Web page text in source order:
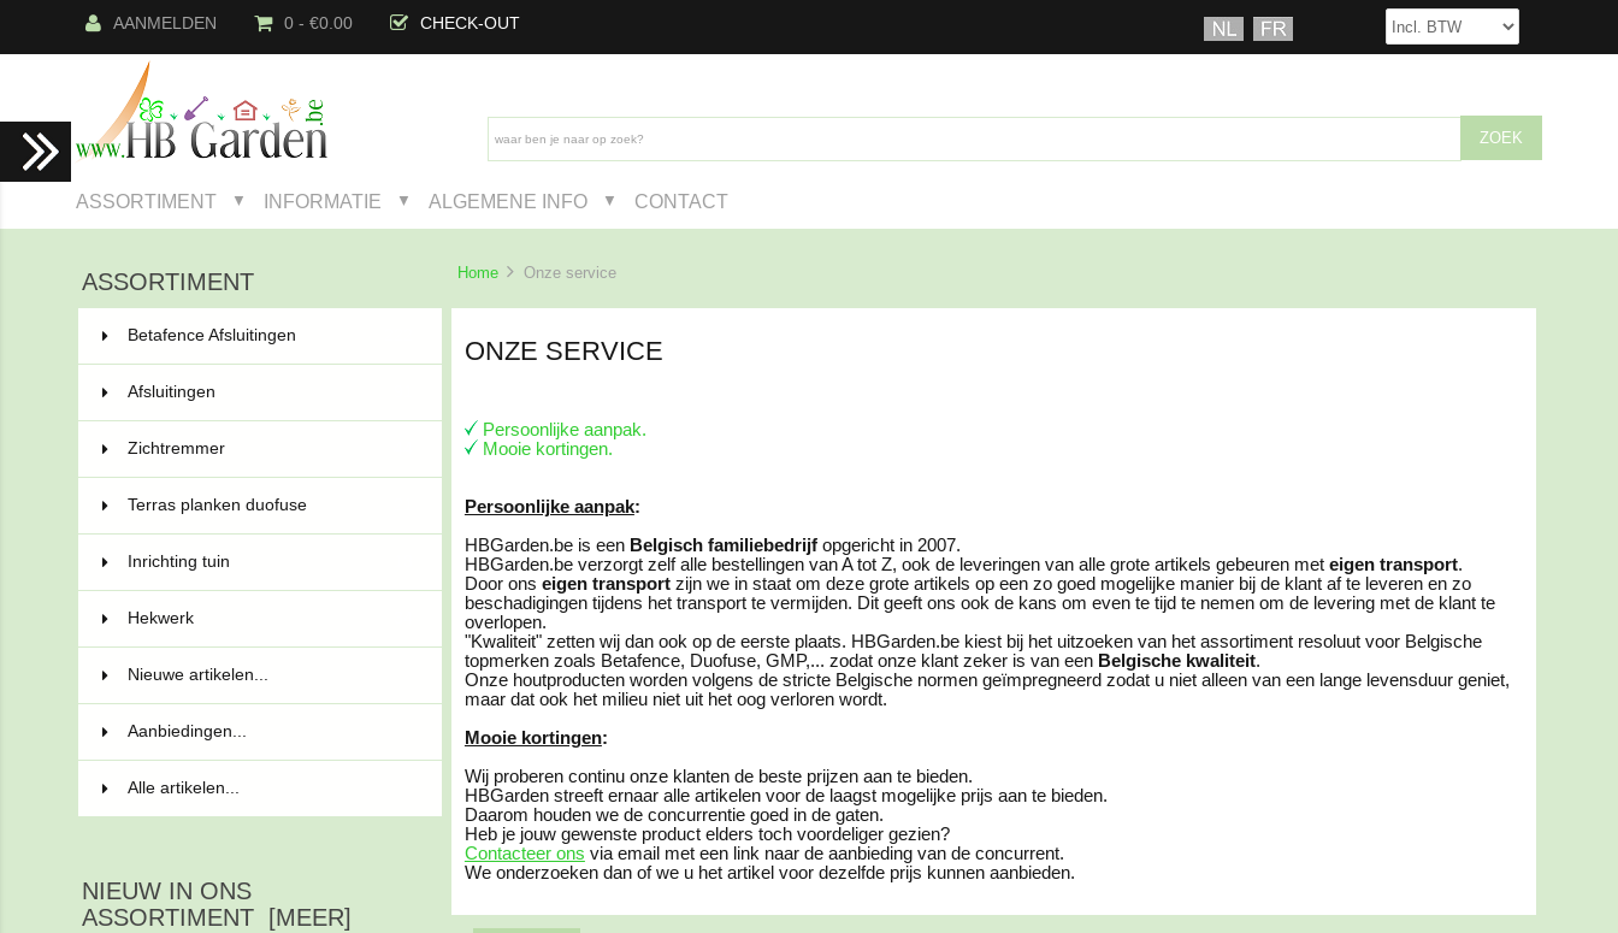
AANMELDEN 0 - €0.00 CHECK-OUT
ASSORTIMENT ▼ INFORMATIE ▼ ALGEMENE INFO ▼ CONTACT
ASSORTIMENT
Betafence Afsluitingen
Afsluitingen
Zichtremmer
Terras planken duofuse
Inrichting tuin
Hekwerk
Nieuwe artikelen...
Aanbiedingen...
Alle artikelen...
NIEUW IN ONS
ASSORTIMENT [MEER]
Home Onze service
ONZE SERVICE
Persoonlijke aanpak.
Mooie kortingen.
Persoonlijke aanpak:
HBGarden.be is een Belgisch familiebedrijfopgericht in 2007.
HBGarden.be verzorgt zelf alle bestellingen van A tot Z, ook de leveringen van alle grote artikels gebeuren met eigen transport.
Door ons eigen transportzijn we in staat om deze grote artikels op een zo goed mogelijke manier bij de klant af te leveren en zo
beschadigingen tijdens het transport te vermijden. Dit geeft ons ook de kans om even te tijd te nemen om de levering met de klant te
overlopen.
"Kwaliteit" zetten wij dan ook op de eerste plaats. HBGarden.be kiest bij het uitzoeken van het assortiment resoluut voor Belgische
topmerken zoals Betafence, Duofuse, GMP,... zodat onze klant zeker is van een Belgische kwaliteit.
Onze houtproducten worden volgens de stricte Belgische normen geïmpregneerd zodat u niet alleen van een lange levensduur geniet,
maar dat ook het milieu niet uit het oog verloren wordt.
Mooie kortingen:
Wij proberen continu onze klanten de beste prijzen aan te bieden.
HBGarden streeft ernaar alle artikelen voor de laagst mogelijke prijs aan te bieden.
Daarom houden we de concurrentie goed in de gaten.
Heb je jouw gewenste product elders toch voordeliger gezien?
Contacteer ons via email met een link naar de aanbieding van de concurrent.
We onderzoeken dan of we u het artikel voor dezelfde prijs kunnen aanbieden.